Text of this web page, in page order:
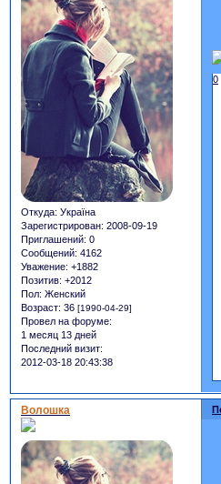
Откуда: Україна
Зарегистрирован: 2008-09-19
Приглашений: 0
Сообщений: 4162
Уважение: +1882
Позитив: +2012
Пол: Женский
Возраст: 36 [1990-04-29]
Провел на форуме:
1 месяц 13 дней
Последний визит:
2012-03-18 20:43:38
0
Волошка